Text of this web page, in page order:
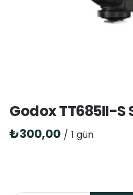
Godox TT685II-S
/